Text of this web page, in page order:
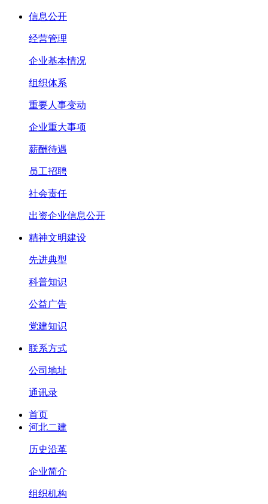
信息公开
经营管理
企业基本情况
组织体系
重要人事变动
企业重大事项
薪酬待遇
员工招聘
社会责任
出资企业信息公开
精神文明建设
先进典型
科普知识
公益广告
党建知识
联系方式
公司地址
通讯录
首页
河北二建
历史沿革
企业简介
组织机构